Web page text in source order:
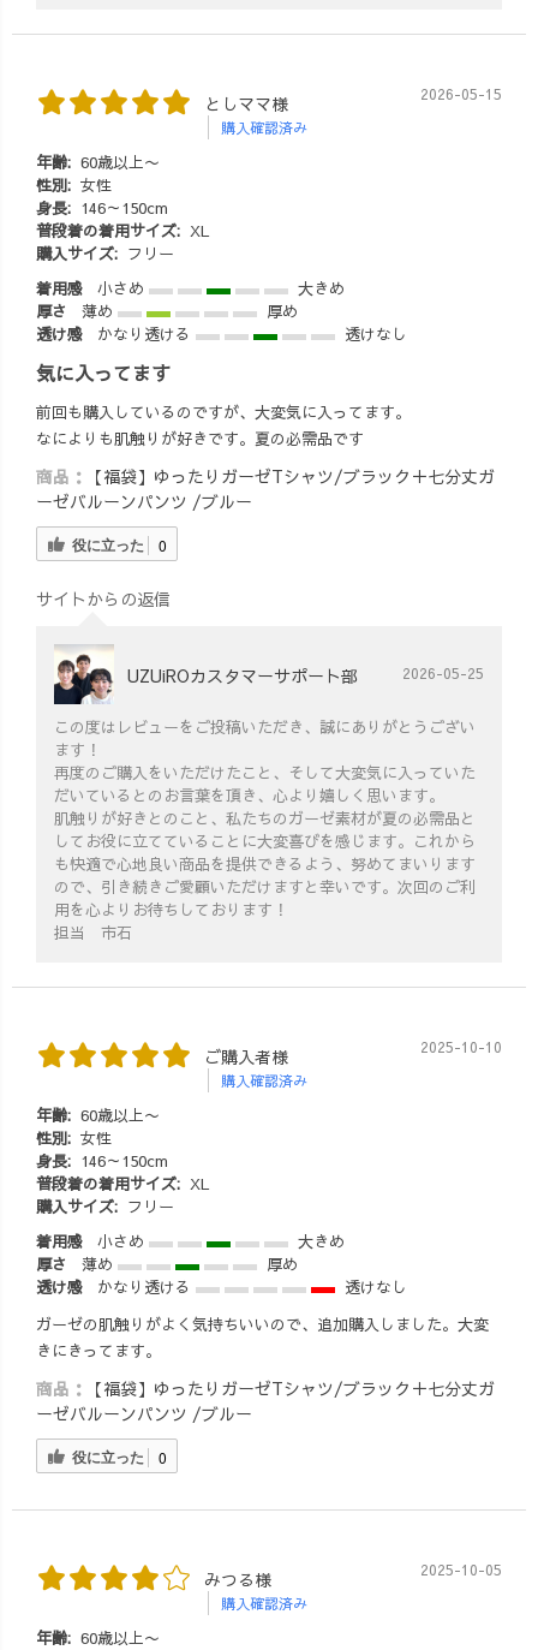
としママ様
購入確認済み
2026-05-15
年齢: 60歳以上〜
性別: 女性
身長: 146～150cm
普段着の着用サイズ: XL
購入サイズ: フリー
着用感
小さめ
大きめ
厚さ
薄め
厚め
透け感
かなり透ける 透けなし
気に入ってます
前回も購入しているのですが、大変気に入ってます。
なによりも肌触りが好きです。夏の必需品です
商品： 【福袋】ゆったりガーゼTシャツ/ブラック＋七分丈ガ
ーゼバルーンパンツ /ブルー
役に立った 0
サイトからの返信
UZUiROカスタマーサポート部 2026-05-25
この度はレビューをご投稿いただき、誠にありがとうござい
ます！
再度のご購入をいただけたこと、そして大変気に入っていた
だいているとのお言葉を頂き、心より嬉しく思います。
肌触りが好きとのこと、私たちのガーゼ素材が夏の必需品と
してお役に立てていることに大変喜びを感じます。これから
も快適で心地良い商品を提供できるよう、努めてまいります
ので、引き続きご愛顧いただけますと幸いです。次回のご利
用を心よりお待ちしております！
担当 市石
ご購入者様
購入確認済み
2025-10-10
年齢: 60歳以上〜
性別: 女性
身長: 146～150cm
普段着の着用サイズ: XL
購入サイズ: フリー
着用感
小さめ
大きめ
厚さ
薄め
厚め
透け感
かなり透ける
透けなし
ガーゼの肌触りがよく気持ちいいので、追加購入しました。大変
きにきってます。
商品： 【福袋】ゆったりガーゼTシャツ/ブラック＋七分丈ガ
ーゼバルーンパンツ /ブルー
役に立った 0
みつる様
購入確認済み
2025-10-05
年齢: 60歳以上〜